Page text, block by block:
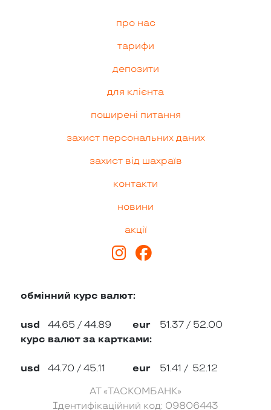
про нас
тарифи
депозити
для клієнта
поширені питання
захист персональних даних
захист від шахраїв
контакти
новини
акції
обмінний курс валют:
usd 44.65 / 44.89 eur 51.37 / 52.00
курс валют за картками:
usd 44.70 / 45.11 eur 51.41 / 52.12
АТ «ТАСКОМБАНК»
Ідентифікаційний код: 09806443